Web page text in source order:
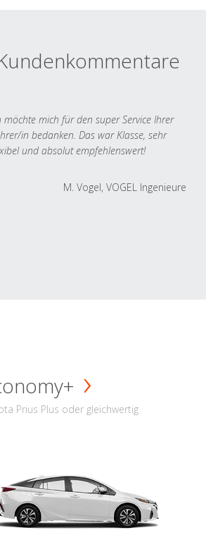
möchte mich für den super Service Ihrer
in bedanken. Das war Klasse, sehr
und absolut empfehlenswert!
M. Vogel, VOGEL Ingenieure
Prius Plus oder gleichwertig